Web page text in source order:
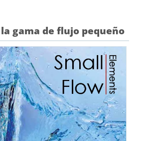
gama de flujo pequeño